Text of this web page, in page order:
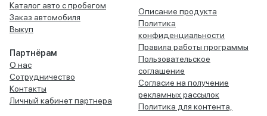
Каталог авто с пробегом
Заказ автомобиля
Выкуп
Партнёрам
О нас
Сотрудничество
Контакты
Личный кабинет партнера
Описание продукта
Политика
конфиденциальности
Правила работы программы
Пользовательское
соглашение
Согласие на получение
рекламных рассылок
Политика для контента,